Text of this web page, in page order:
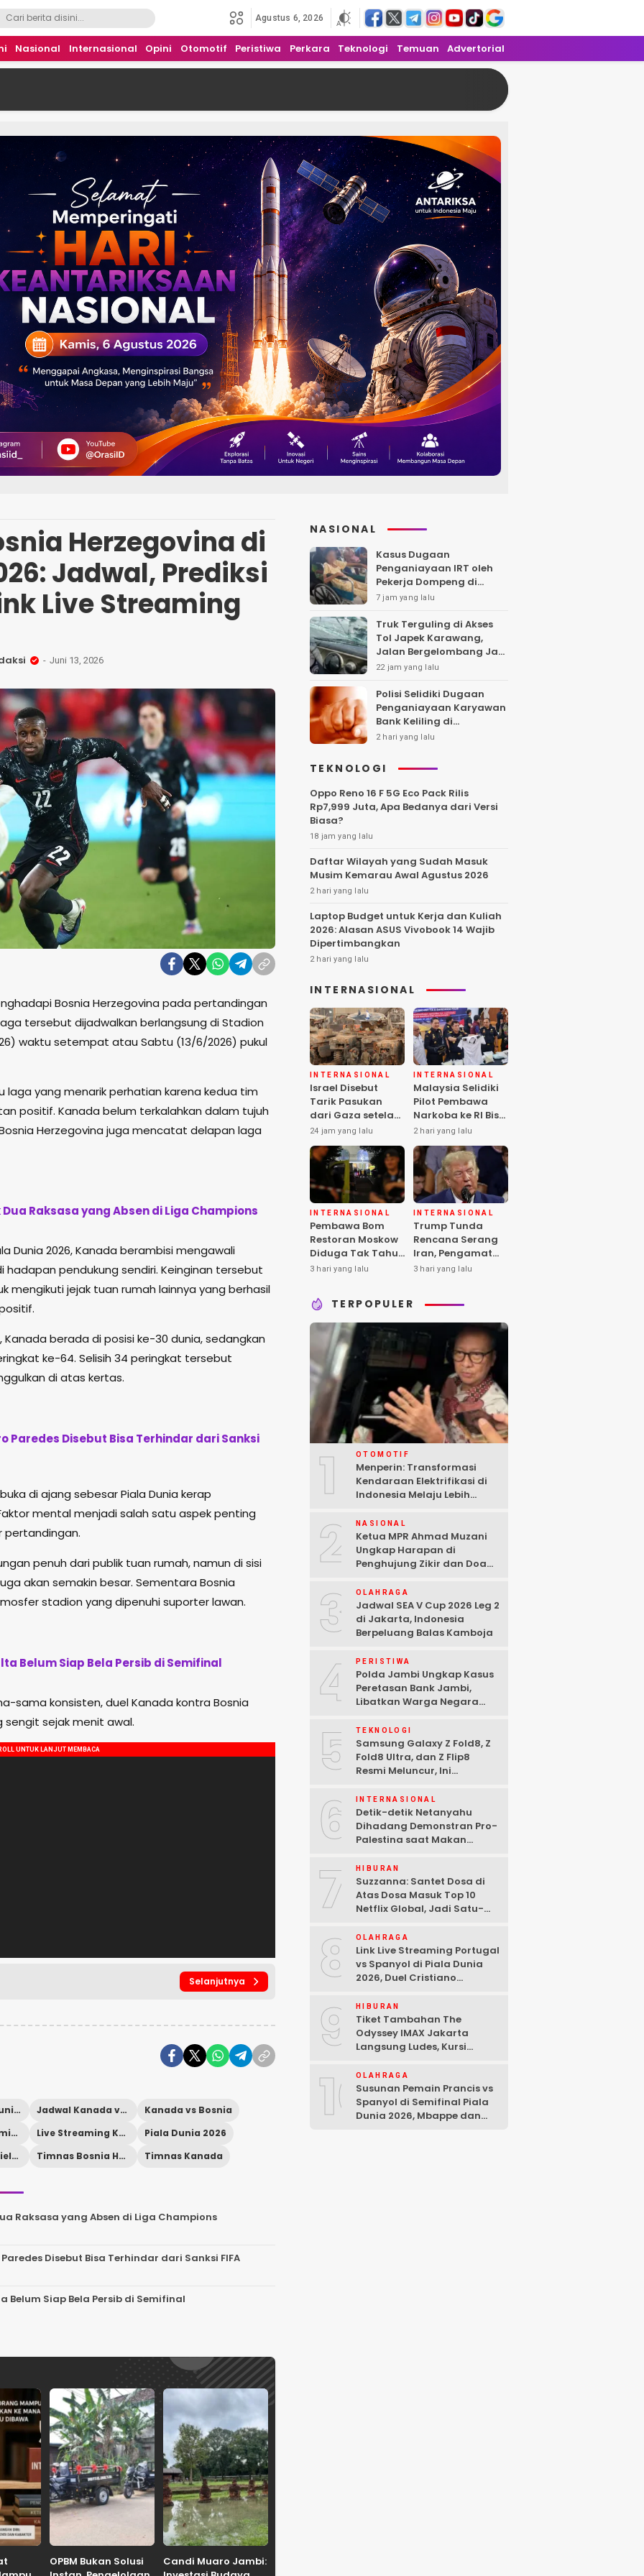
Agustus 6, 2026
Nasional Internasional Opini Otomotif Peristiwa Perkara Teknologi Temuan Advertorial
Herzegovina di
Jadwal, Prediksi
Live Streaming
Juni 13, 2026
Bosnia Herzegovina pada pertandingan
tersebut dijadwalkan berlangsung di Stadion
waktu setempat atau Sabtu (13/6/2026) pukul
laga yang menarik perhatian karena kedua tim
positif. Kanada belum terkalahkan dalam tujuh
Herzegovina juga mencatat delapan laga
Raksasa yang Absen di Liga Champions
Dunia 2026, Kanada berambisi mengawali
pendukung sendiri. Keinginan tersebut
mengikuti jejak tuan rumah lainnya yang berhasil
Kanada berada di posisi ke-30 dunia, sedangkan
ke-64. Selisih 34 peringkat tersebut
di atas kertas.
Paredes Disebut Bisa Terhindar dari Sanksi
di ajang sebesar Piala Dunia kerap
mental menjadi salah satu aspek penting
pertandingan.
penuh dari publik tuan rumah, namun di sisi
akan semakin besar. Sementara Bosnia
stadion yang dipenuhi suporter lawan.
Belum Siap Bela Persib di Semifinal
sama konsisten, duel Kanada kontra Bosnia
sengit sejak menit awal.
Selanjutnya
Grup B Piala Dunia 2026 Jadwal Kanada vs Bosnia
Kanada vs Bosnia
Link Live Streaming Piala Dunia 2026
Live Streaming Kanada vs Bosnia
Piala Dunia 2026
Stadion BMO Field Toronto
Timnas Bosnia Herzegovina Timnas Kanada
Raksasa yang Absen di Liga Champions
Disebut Bisa Terhindar dari Sanksi FIFA
Siap Bela Persib di Semifinal
OPBM Bukan Solusi
Candi Muaro Jambi:
NASIONAL
Kasus Dugaan
Penganiayaan IRT oleh
Pekerja Dompeng di
Batanghari Jalan 7 Bulan,
Kepastian Hukum
7 jam yang lalu
Truk Terguling di Akses
Tol Japek Karawang,
Jalan Bergelombang Jadi
Sorotan
22 jam yang lalu
Polisi Selidiki Dugaan
Penganiayaan Karyawan
Bank Keliling di
Tangerang
2 hari yang lalu
TEKNOLOGI
Oppo Reno 16 F 5G Eco Pack Rilis
Rp7,999 Juta, Apa Bedanya dari Versi
Biasa?
18 jam yang lalu
Daftar Wilayah yang Sudah Masuk
Musim Kemarau Awal Agustus 2026
2 hari yang lalu
Laptop Budget untuk Kerja dan Kuliah
2026: Alasan ASUS Vivobook 14 Wajib
Dipertimbangkan
2 hari yang lalu
INTERNASIONAL
INTERNASIONAL
Israel Disebut
Tarik Pasukan
dari Gaza setelah
Hamas Selesai
Serahkan Senjata
24 jam yang lalu
INTERNASIONAL
Malaysia Selidiki
Pilot Pembawa
Narkoba ke RI Bisa
Lolos Pemeriksaan
KLIA
2 hari yang lalu
INTERNASIONAL
Pembawa Bom
Restoran Moskow
Diduga Tak Tahu
Isi Paket, 2 Orang
3 hari yang lalu
INTERNASIONAL
Trump Tunda
Rencana Serang
Iran, Pengamat
Soroti Risiko
3 hari yang lalu
TERPOPULER
1 OTOMOTIF
Menperin: Transformasi
Kendaraan Elektrifikasi di
Indonesia Melaju Lebih
2 NASIONAL
Ketua MPR Ahmad Muzani
Ungkap Harapan di
Penghujung Zikir dan Doa
3 OLAHRAGA
Jadwal SEA V Cup 2026 Leg 2
di Jakarta, Indonesia
Berpeluang Balas Kamboja
4 PERISTIWA
Polda Jambi Ungkap Kasus
Peretasan Bank Jambi,
Libatkan Warga Negara
Tersangka Ditangkap
5 TEKNOLOGI
Samsung Galaxy Z Fold8, Z
Fold8 Ultra, dan Z Flip8
Resmi Meluncur, Ini
6 INTERNASIONAL
Detik-detik Netanyahu
Dihadang Demonstran Pro-
Palestina saat Makan
7 HIBURAN
Suzzanna: Santet Dosa di
Atas Dosa Masuk Top 10
Netflix Global, Jadi Satu-
8 OLAHRAGA
Link Live Streaming Portugal
vs Spanyol di Piala Dunia
2026, Duel Cristiano
9 HIBURAN
Tiket Tambahan The
Odyssey IMAX Jakarta
Langsung Ludes, Kursi
10OLAHRAGA
Susunan Pemain Prancis vs
Spanyol di Semifinal Piala
Dunia 2026, Mbappe dan